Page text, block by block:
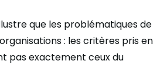
que les problématiques de
: les critères pris en
pas exactement ceux du